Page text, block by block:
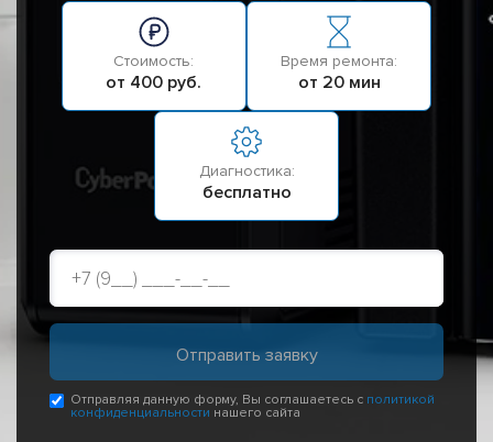
Стоимость:
от 400 руб.
Время ремонта:
от 20 мин
Диагностика:
бесплатно
Отправляя данную форму, Вы соглашаетесь с политикой
конфиденциальности нашего сайта